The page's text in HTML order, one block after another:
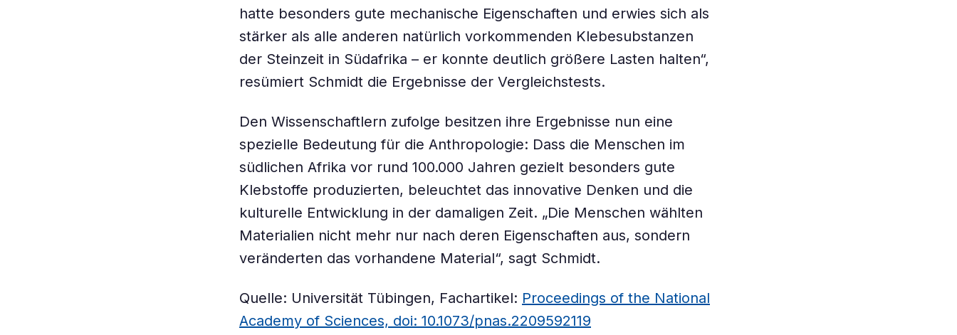
hatte besonders gute mechanische Eigenschaften und erwies sich als
stärker als alle anderen natürlich vorkommenden Klebesubstanzen
der Steinzeit in Südafrika – er konnte deutlich größere Lasten halten“,
resümiert Schmidt die Ergebnisse der Vergleichstests.
Den Wissenschaftlern zufolge besitzen ihre Ergebnisse nun eine
spezielle Bedeutung für die Anthropologie: Dass die Menschen im
südlichen Afrika vor rund 100.000 Jahren gezielt besonders gute
Klebstoffe produzierten, beleuchtet das innovative Denken und die
kulturelle Entwicklung in der damaligen Zeit. „Die Menschen wählten
Materialien nicht mehr nur nach deren Eigenschaften aus, sondern
veränderten das vorhandene Material“, sagt Schmidt.
Quelle: Universität Tübingen, Fachartikel: Proceedings of the National
Academy of Sciences, doi: 10.1073/pnas.2209592119